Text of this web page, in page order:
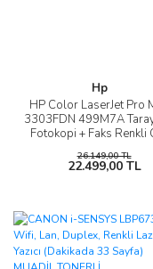
Hp
HP Color LaserJet Pro
3303FDN 499M7A
Fotokopi + Faks Renkli
26.149,00 TL
22.499,00 TL